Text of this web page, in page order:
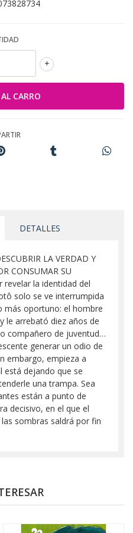
+
DETALLES
LA VERDAD Y
CONSUMAR SU
revelar la identidad del
solo se ve interrumpida
más oportuno: el hombre
le arrebató diez años de
compañero de juventud…
generar un odio de
embargo, empieza a
está dejando que se
una trampa. Sea
están a punto de
decisivo, en el que el
sombras saldrá por fin